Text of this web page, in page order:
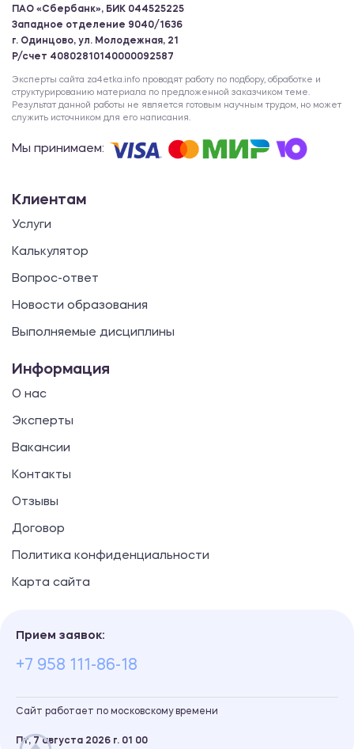
ПАО «Сбербанк», БИК 044525225
Западное отделение 9040/1636
г. Одинцово, ул. Молодежная, 21
Р/счет 40802810140000092587
Эксперты сайта za4etka.info проводят работу по подбору, обработке и
структурированию материала по предложенной заказчиком теме.
Результат данной работы не является готовым научным трудом, но может
служить источником для его написания.
Мы принимаем:
Клиентам
Услуги
Калькулятор
Вопрос-ответ
Новости образования
Выполняемые дисциплины
Информация
О нас
Эксперты
Вакансии
Контакты
Отзывы
Договор
Политика конфиденциальности
Карта сайта
Прием заявок:
+7 958 111-86-18
Сайт работает по московскому времени
Пт, 7 августа 2026 г. 01 00